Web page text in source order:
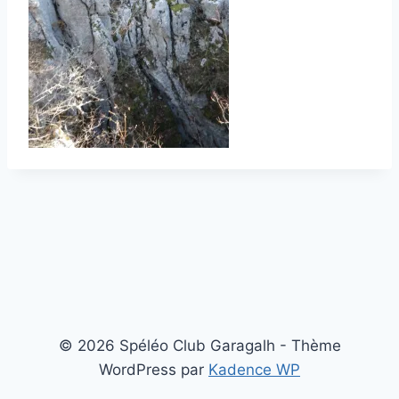
© 2026 Spéléo Club Garagalh - Thème
WordPress par Kadence WP